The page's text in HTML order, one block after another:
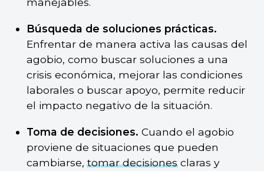
Búsqueda de soluciones prácticas.
Enfrentar de manera activa las causas del
agobio, como buscar soluciones a una
crisis económica, mejorar las condiciones
laborales o buscar apoyo, permite reducir
el impacto negativo de la situación.
Toma de decisiones. Cuando el agobio
proviene de situaciones que pueden
cambiarse,tomar decisionesclaras y